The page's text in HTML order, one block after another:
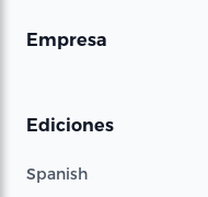
Empresa
Ediciones
Spanish